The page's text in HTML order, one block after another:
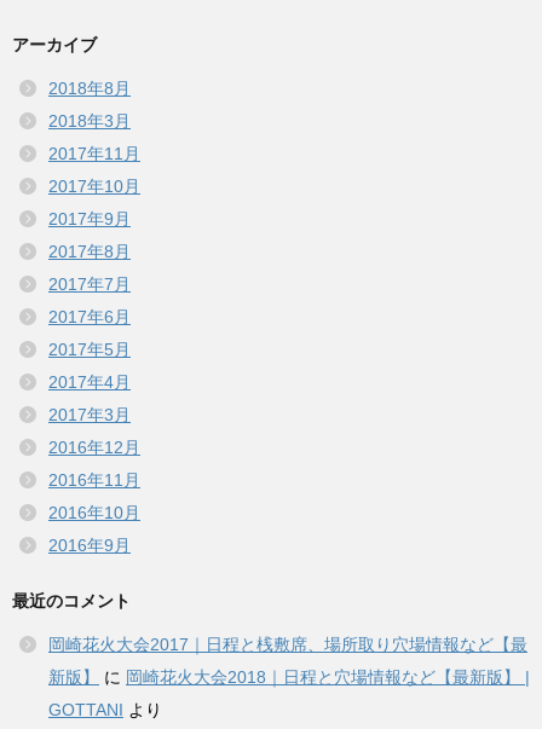
アーカイブ
2018年8月
2018年3月
2017年11月
2017年10月
2017年9月
2017年8月
2017年7月
2017年6月
2017年5月
2017年4月
2017年3月
2016年12月
2016年11月
2016年10月
2016年9月
最近のコメント
岡崎花火大会2017｜日程と桟敷席、場所取り穴場情報など【最
新版】
に 岡崎花火大会2018｜日程と穴場情報など【最新版】 |
GOTTANI より